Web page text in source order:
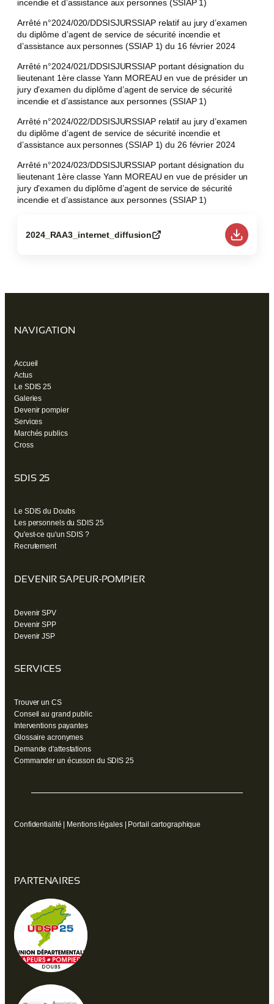
incendie et d’assistance aux personnes (SSIAP 1)
Arrêté n°2024/020/DDSISJURSSIAP relatif au jury d’examen
du diplôme d’agent de service de sécurité incendie et
d’assistance aux personnes (SSIAP 1) du 16 février 2024
Arrêté n°2024/021/DDSISJURSSIAP portant désignation du
lieutenant 1ère classe Yann MOREAU en vue de présider un
jury d’examen du diplôme d’agent de service de sécurité
incendie et d’assistance aux personnes (SSIAP 1)
Arrêté n°2024/022/DDSISJURSSIAP relatif au jury d’examen
du diplôme d’agent de service de sécurité incendie et
d’assistance aux personnes (SSIAP 1) du 26 février 2024
Arrêté n°2024/023/DDSISJURSSIAP portant désignation du
lieutenant 1ère classe Yann MOREAU en vue de présider un
jury d’examen du diplôme d’agent de service de sécurité
incendie et d’assistance aux personnes (SSIAP 1)
2024_RAA3_internet_diffusion
(ouvre
NAVIGATION
Accueil
Actus
Le SDIS 25
Galeries
Devenir pompier
Services
Marchés publics
Cross
SDIS 25
Le SDIS du Doubs
Les personnels du SDIS 25
Qu'est-ce qu'un SDIS ?
Recrutement
DEVENIR SAPEUR-POMPIER
Devenir SPV
Devenir SPP
Devenir JSP
SERVICES
Trouver un CS
Conseil au grand public
Interventions payantes
Glossaire acronymes
Demande d'attestations
Commander un écusson du SDIS 25
Confidentialité | Mentions légales| Portail cartographique
PARTENAIRES